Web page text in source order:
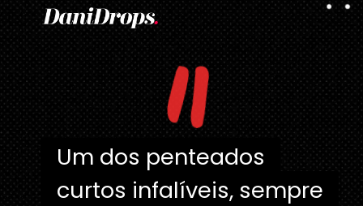
"
Um dos penteados
curtos infalíveis, sempre
Um dos penteados
curtos infalíveis, sempre